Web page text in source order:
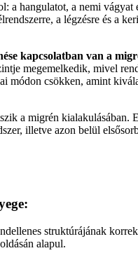
a hangulatot, a nemi vágyat
a légzésre és a
kapcsolatban van a
megemelkedik, mivel
módon csökken, amint
a migrén kialakulásában.
illetve azon belül
struktúrájának
alapul.